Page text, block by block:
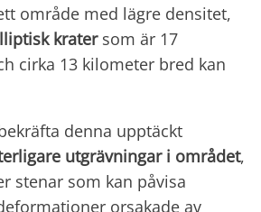
område med lägre densitet,
kratersom är 17
cirka 13 kilometer bred kan
denna upptäckt
utgrävningar i området,
stenar som kan påvisa
orsakade av